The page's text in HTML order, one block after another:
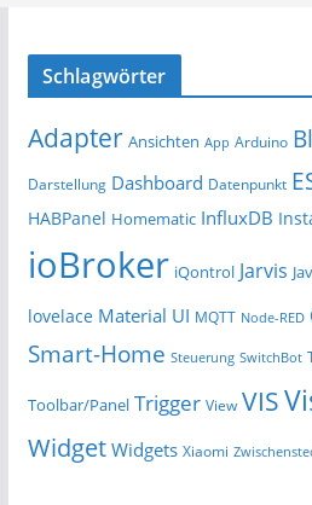
Schlagwörter
Adapter Ansichten App Arduino
Darstellung Dashboard Datenpunkt
HABPanel Homematic InfluxDB
ioBroker iQontrol Jarvis
lovelace Material UI MQTT Node-RED
Smart-Home Steuerung SwitchBot
Toolbar/Panel Trigger View VIS
Widget Widgets Xiaomi